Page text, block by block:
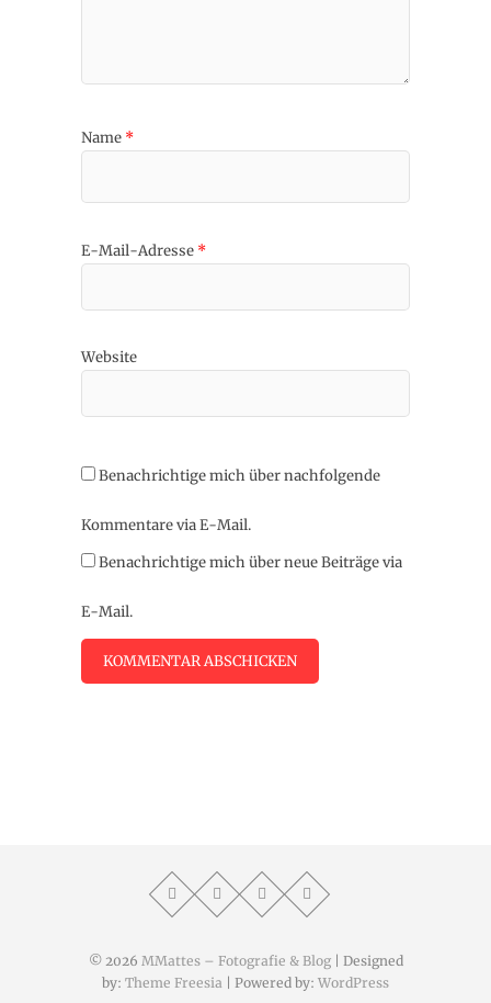
Name *
E-Mail-Adresse *
Website
Benachrichtige mich über nachfolgende
Kommentare via E-Mail.
Benachrichtige mich über neue Beiträge via
E-Mail.
© 2026 MMattes – Fotografie & Blog| Designed
by: Theme Freesia | Powered by: WordPress